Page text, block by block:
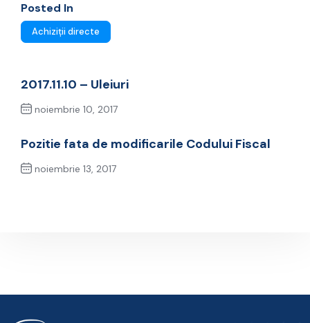
Posted In
Achiziții directe
2017.11.10 – Uleiuri
noiembrie 10, 2017
Pozitie fata de modificarile Codului Fiscal
noiembrie 13, 2017